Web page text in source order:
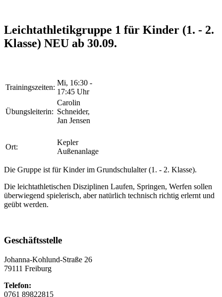
Leichtathletikgruppe 1 für Kinder (1. - 2.
Klasse) NEU ab 30.09.
Trainingszeiten:
Mi, 16:30 -
17:45 Uhr
Übungsleiterin:
Carolin
Schneider,
Jan Jensen
Ort:
Kepler
Außenanlage
Die Gruppe ist für Kinder im Grundschulalter (1. - 2. Klasse).
Die leichtathletischen Disziplinen Laufen, Springen, Werfen sollen
überwiegend spielerisch, aber natürlich technisch richtig erlernt und
geübt werden.
Geschäftsstelle
Johanna-Kohlund-Straße 26
79111 Freiburg
Telefon:
0761 89822815